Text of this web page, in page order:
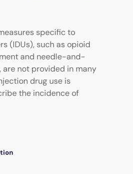
specific to
(IDUs), such as opioid
and needle-and-
are not provided in many
drug use is
the incidence of